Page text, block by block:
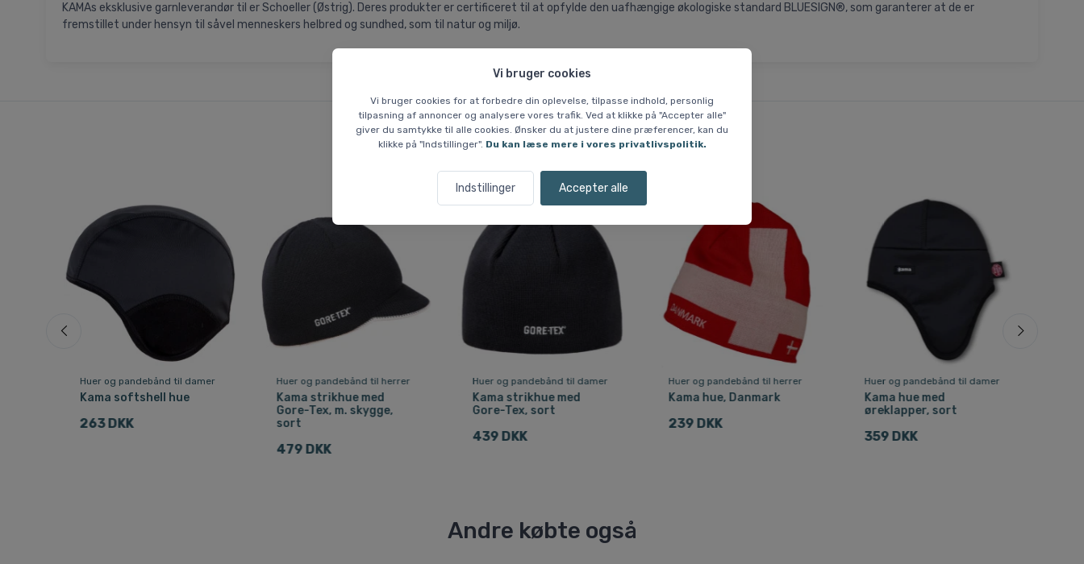
Vi bruger cookies
Vi bruger cookies for at forbedre din oplevelse, tilpasse indhold, personlig
tilpasning af annoncer og analysere vores trafik. Ved at klikke på "Accepter alle"
giver du samtykke til alle cookies. Ønsker du at justere dine præferencer, kan du
klikke på "Indstillinger". Du kan læse mere i vores privatlivspolitik.
Indstillinger Accepter alle
KAMAs eksklusive garnleverandør til er Schoeller (Østrig). Deres produkter er certificeret til at opfylde den uafhængige økologiske standard BLUESIGN®, som garanterer at de er
fremstillet under hensyn til såvel menneskers helbred og sundhed, som til natur og miljø.
Lignende varer
Huer og pandebånd til damer
Kama softshell hue
263 DKK
Huer og pandebånd til herrer
Kama strikhue med
Gore-Tex, m. skygge,
sort
479 DKK
Huer og pandebånd til damer
Kama strikhue med
Gore-Tex, sort
439 DKK
Huer og pandebånd til herrer
Kama hue, Danmark
239 DKK
Huer og pandebånd til damer
Kama hue med
øreklapper, sort
359 DKK
Andre købte også